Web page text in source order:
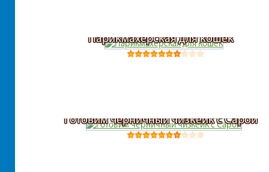
Парикмахерская для кошек
Готовим черничный чизкейк с Сарой